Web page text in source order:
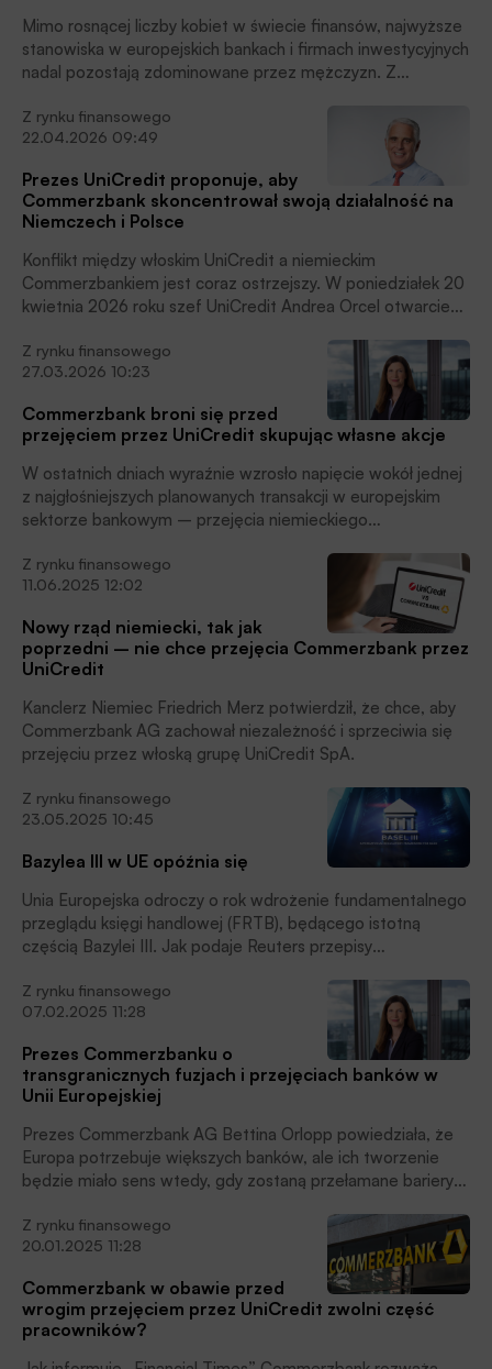
Mimo rosnącej liczby kobiet w świecie finansów, najwyższe
stanowiska w europejskich bankach i firmach inwestycyjnych
nadal pozostają zdominowane przez mężczyzn. Z
Bankowego (EBA) wynika, że niemal połowa instytucji
finansowych w Unii Europejskiej nie ma w zarządzie ani
jednej kobiety na stanowisku dyrektora wykonawczego.
Z rynku finansowego
22.04.2026 09:49
Prezes UniCredit proponuje, aby
Commerzbank skoncentrował swoją działalność na
Niemczech i Polsce
Konflikt między włoskim UniCredit a niemieckim
Commerzbankiem jest coraz ostrzejszy. W poniedziałek 20
kwietnia 2026 roku szef UniCredit Andrea Orcel otwarcie
własną wizję jego restrukturyzacji.
Z rynku finansowego
27.03.2026 10:23
Commerzbank broni się przed
przejęciem przez UniCredit skupując własne akcje
W ostatnich dniach wyraźnie wzrosło napięcie wokół jednej
z najgłośniejszych planowanych transakcji w europejskim
sektorze bankowym – przejęcia niemieckiego
Commerzbank broni się przed przejęciem skupując własne
akcje.
Z rynku finansowego
11.06.2025 12:02
Nowy rząd niemiecki, tak jak
poprzedni – nie chce przejęcia Commerzbank przez
UniCredit
Kanclerz Niemiec Friedrich Merz potwierdził, że chce, aby
Commerzbank AG zachował niezależność i sprzeciwia się
przejęciu przez włoską grupę UniCredit SpA.
Z rynku finansowego
23.05.2025 10:45
Bazylea III w UE opóźnia się
Unia Europejska odroczy o rok wdrożenie fundamentalnego
przeglądu księgi handlowej (FRTB), będącego istotną
częścią Bazylei III. Jak podaje Reuters przepisy
Z rynku finansowego
07.02.2025 11:28
Prezes Commerzbanku o
transgranicznych fuzjach i przejęciach banków w
Unii Europejskiej
Prezes Commerzbank AG Bettina Orlopp powiedziała, że
Europa potrzebuje większych banków, ale ich tworzenie
będzie miało sens wtedy, gdy zostaną przełamane bariery
Z rynku finansowego
20.01.2025 11:28
Commerzbank w obawie przed
wrogim przejęciem przez UniCredit zwolni część
pracowników?